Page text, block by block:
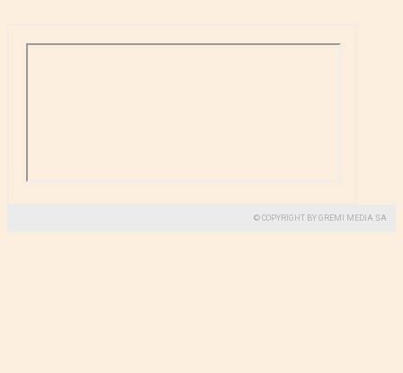
© COPYRIGHT BY GREMI MEDIA SA